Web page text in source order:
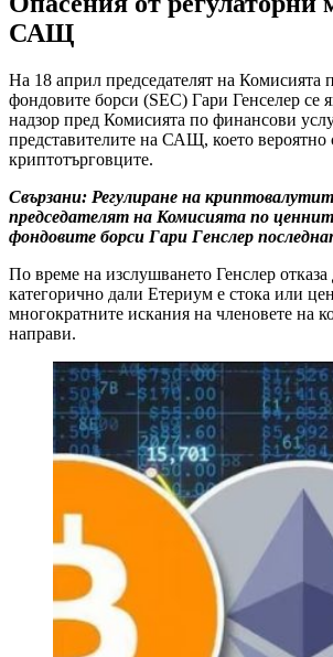
САЩ
На 18 април председателят на Комисията
фондовите борси (SEC) Гари Генселер се
надзор пред Комисията по финансови
представителите на САЩ, което вероятно
криптотърговците.
Свързани: Регулиране на
председателят на Комисията по
фондовите борси Гари Генслер
По време на изслушването Генслер отказа
категорично дали Етериум е стока или
многократните искания на членовете на
направи.